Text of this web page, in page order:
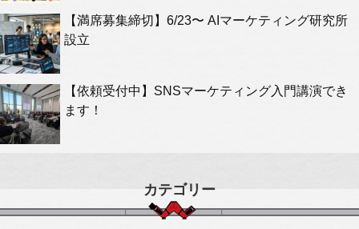
【満席募集締切】6/23〜 AIマーケティング研究所
設立
【依頼受付中】SNSマーケティング入門講演でき
ます！
カテゴリー